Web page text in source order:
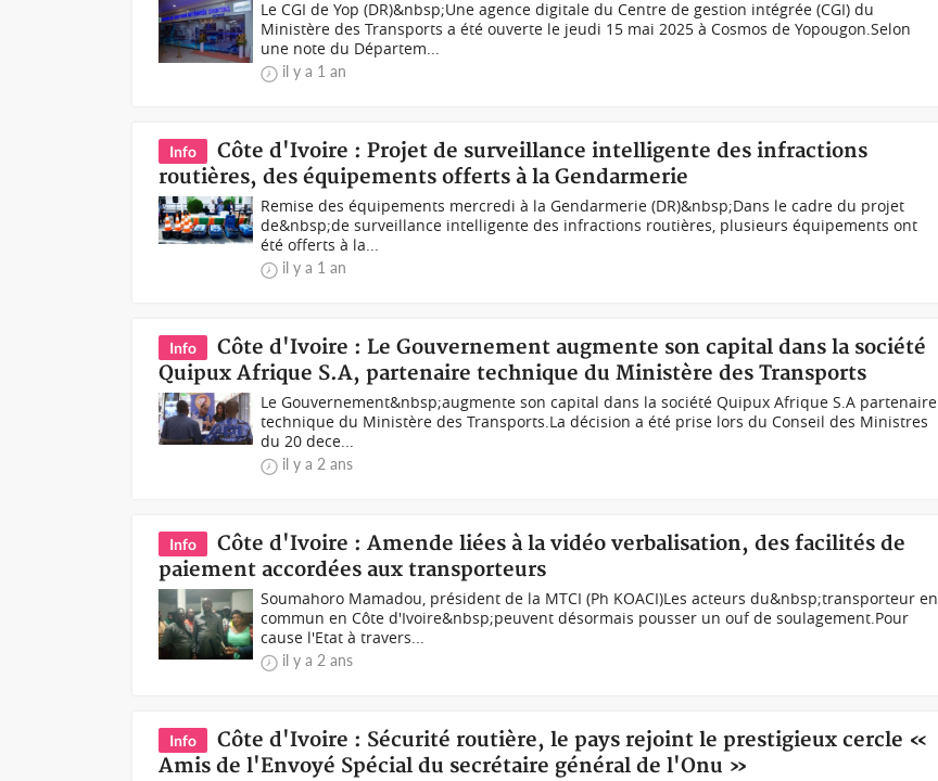
Le CGI de Yop (DR)&nbsp;Une agence digitale du Centre de gestion intégrée (CGI) du
Ministère des Transports a été ouverte le jeudi 15 mai 2025 à Cosmos de Yopougon.Selon
une note du Départem...
il y a 1 an
Info
Côte d'Ivoire : Projet de surveillance intelligente des infractions
routières, des équipements offerts à la Gendarmerie
Remise des équipements mercredi à la Gendarmerie (DR)&nbsp;Dans le cadre du projet
de&nbsp;de surveillance intelligente des infractions routières, plusieurs équipements ont
été offerts à la...
il y a 1 an
Info
Côte d'Ivoire : Le Gouvernement augmente son capital dans la société
Quipux Afrique S.A, partenaire technique du Ministère des Transports
Le Gouvernement&nbsp;augmente son capital dans la société Quipux Afrique S.A partenaire
technique du Ministère des Transports.La décision a été prise lors du Conseil des Ministres
du 20 dece...
il y a 2 ans
Info
Côte d'Ivoire : Amende liées à la vidéo verbalisation, des facilités de
paiement accordées aux transporteurs
Soumahoro Mamadou, président de la MTCI (Ph KOACI)Les acteurs du&nbsp;transporteur en
commun en Côte d'Ivoire&nbsp;peuvent désormais pousser un ouf de soulagement.Pour
cause l'Etat à travers...
il y a 2 ans
Info
Côte d'Ivoire : Sécurité routière, le pays rejoint le prestigieux cercle «
Amis de l'Envoyé Spécial du secrétaire général de l'Onu »